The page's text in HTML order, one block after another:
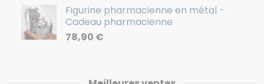
Figurine pharmacienne en métal -
Cadeau pharmacienne
78,90 €